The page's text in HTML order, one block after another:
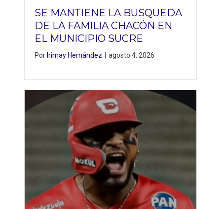
SE MANTIENE LA BUSQUEDA
DE LA FAMILIA CHACÓN EN
EL MUNICIPIO SUCRE
Por Irimay Hernández agosto 4, 2026